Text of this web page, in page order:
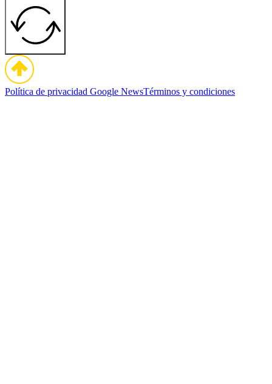
Política de privacidad Google NewsTérminos y condiciones